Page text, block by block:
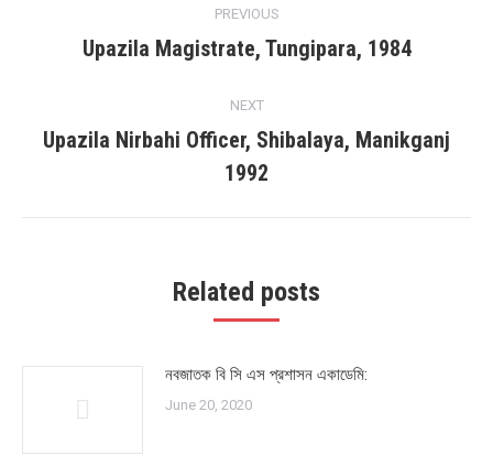
navigation
PREVIOUS
Previous
Upazila Magistrate, Tungipara, 1984
NEXT
Next
post:
Upazila Nirbahi Officer, Shibalaya, Manikganj
1992
Related posts
নবজাতক বি সি এস প্রশাসন একাডেমি:
June 20, 2020